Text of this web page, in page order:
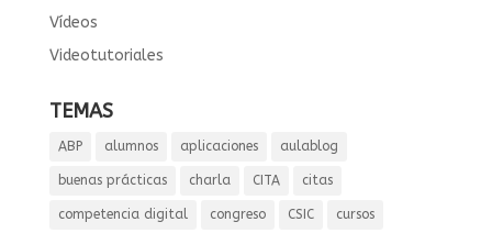
Vídeos
Videotutoriales
TEMAS
ABP alumnos aplicaciones aulablog
buenas prácticas charla CITA citas
competencia digital congreso CSIC cursos